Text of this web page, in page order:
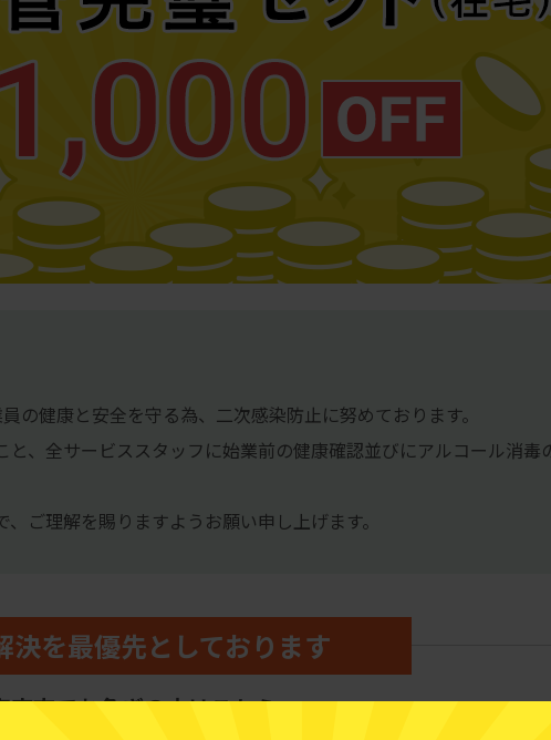
の健康と安全を守る為、二次感染防止に努めております。
、全サービススタッフに始業前の健康確認並びにアルコール消毒
ご理解を賜りますようお願い申し上げます。
決を最優先としております
京市でお急ぎの方はこちらへ